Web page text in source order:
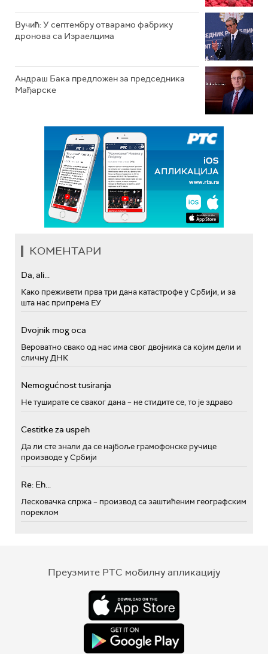
Вучић: У септембру отварамо фабрику
дронова са Израелцима
Андраш Бакa предложен за председника
Мађарске
КОМЕНТАРИ
Da, ali...
Како преживети прва три дана катастрофе у Србији, и за
шта нас припрема ЕУ
Dvojnik mog oca
Вероватно свако од нас има свог двојника са којим дели и
сличну ДНК
Nemogućnost tusiranja
Не туширате се сваког дана – не стидите се, то је здраво
Cestitke za uspeh
Да ли сте знали да се најбоље грамофонске ручице
производе у Србији
Re: Eh...
Лесковачка спржа – производ са заштићеним географским
пореклом
Преузмите РТС мобилну апликацију